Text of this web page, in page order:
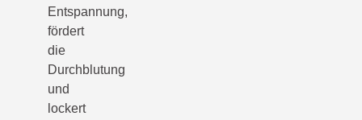
Entspannung,
fördert
die
Durchblutung
und
lockert